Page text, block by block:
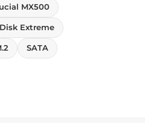
MX500
Extreme
SATA